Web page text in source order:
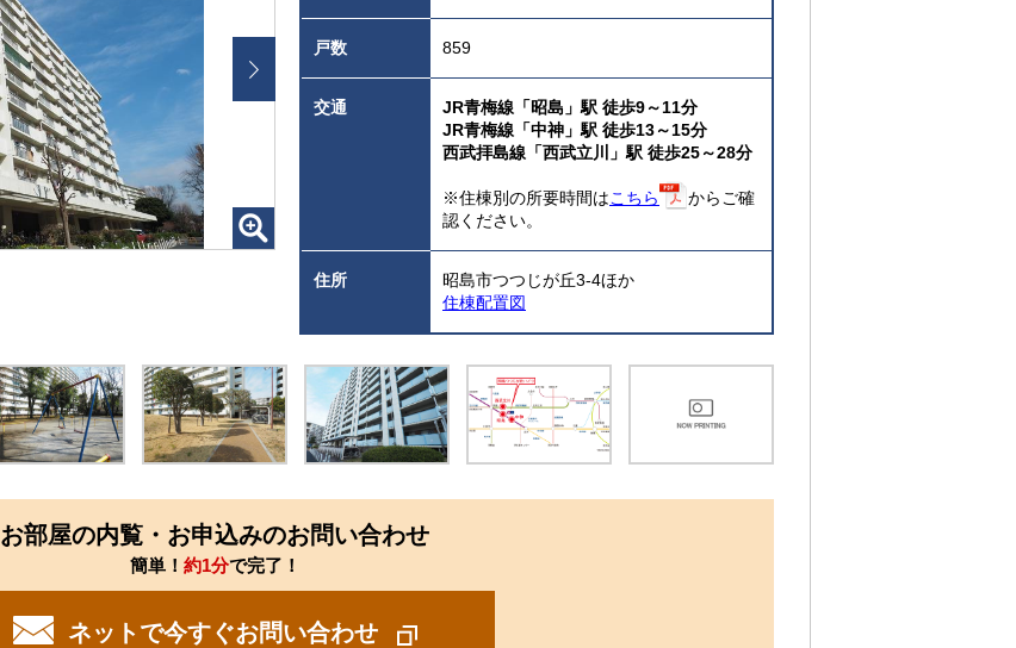
戸数 859
交通
JR青梅線「昭島」駅 徒歩9～11分
JR青梅線「中神」駅 徒歩13～15分
西武拝島線「西武立川」駅 徒歩25～28分
※住棟別の所要時間はこちら
からご確
認ください。
住所
昭島市つつじが丘3-4ほか
住棟配置図
お部屋の内覧・お申込みのお問い合わせ
簡単！ 約1分で完了！
ネットで今すぐお問い合わせ